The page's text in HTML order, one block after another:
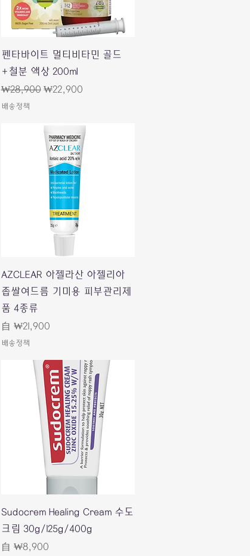
快速瀏覽
펜타바이트 멀티비타민 골드
+철분 액상 200ml
一般價格
₩28,900 促銷價格
₩22,900
배송정책
快速瀏覽
AZCLEAR 아젤라산 아젤리아
좁쌀여드름 기미용 피부관리제
품 4종류
自 ₩21,900
促銷價格
배송정책
快速瀏覽
Sudocrem Healing Cream 수도
크림 30g/125g/400g
自 ₩8,900
促銷價格